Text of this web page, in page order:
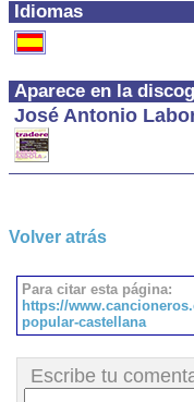
Idiomas
Aparece en la
José Antonio
Volver atrás
Para citar esta página:
https://
popular-castellana
Escribe tu